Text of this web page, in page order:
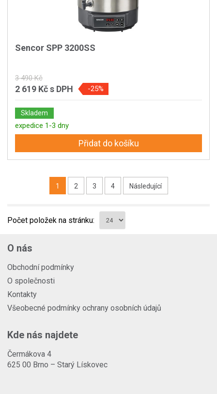
Sencor SPP 3200SS
3 490 Kč
2 619 Kčs DPH -25%
Skladem
expedice 1-3 dny
Přidat do košíku
1 2 3 4 Následující
Počet položek na stránku:
O nás
Obchodní podmínky
O společnosti
Kontakty
Všeobecné podmínky ochrany osobních údajů
Kde nás najdete
Čermákova 4
625 00 Brno – Starý Lískovec